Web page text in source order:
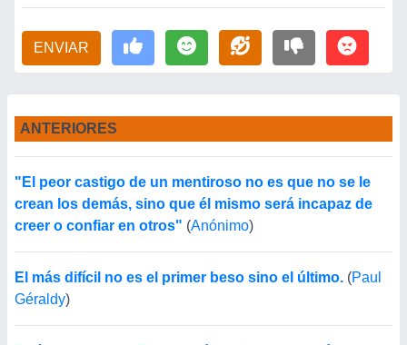
ENVIAR
ANTERIORES
"El peor castigo de un mentiroso no es que no se le
crean los demás, sino que él mismo será incapaz de
creer o confiar en otros" (Anónimo)
El más difícil no es el primer beso sino el último. (Paul
Géraldy)